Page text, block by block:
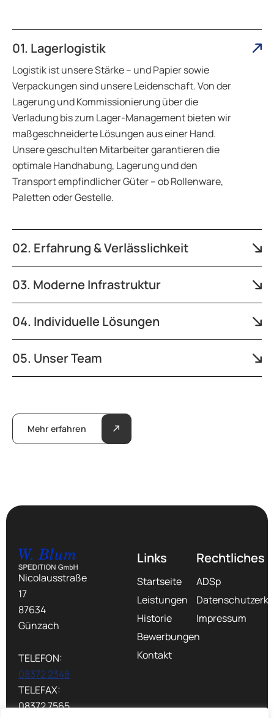
01. Lagerlogistik
Logistik ist unsere Stärke – und Papier sowie
Verpackungen sind unsere Leidenschaft. Von der
Lagerung und Kommissionierung über die
Verladung bis zum Lager-Management bieten wir
maßgeschneiderte Lösungen aus einer Hand.
Unsere geschulten Mitarbeiter garantieren die
optimale Handhabung, Lagerung und den
Transport empfindlicher Güter – ob Rollenware,
Paletten oder Gestelle.
02. Erfahrung & Verlässlichkeit
03. Moderne Infrastruktur
04. Individuelle Lösungen
05. Unser Team
Mehr erfahren
Nicolausstraße
17
87634
Günzach
TELEFON:
08372 2348
TELEFAX:
08372 7565
Links
Startseite
Leistungen
Historie
Bewerbungen
Kontakt
Rechtliches
ADSp
Impressum